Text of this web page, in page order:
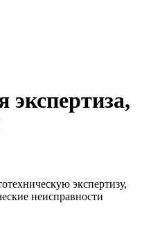
экспертиза,
экспертизу,
неисправности